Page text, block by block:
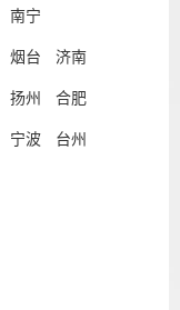
南宁
烟台 济南
扬州 合肥
宁波 台州